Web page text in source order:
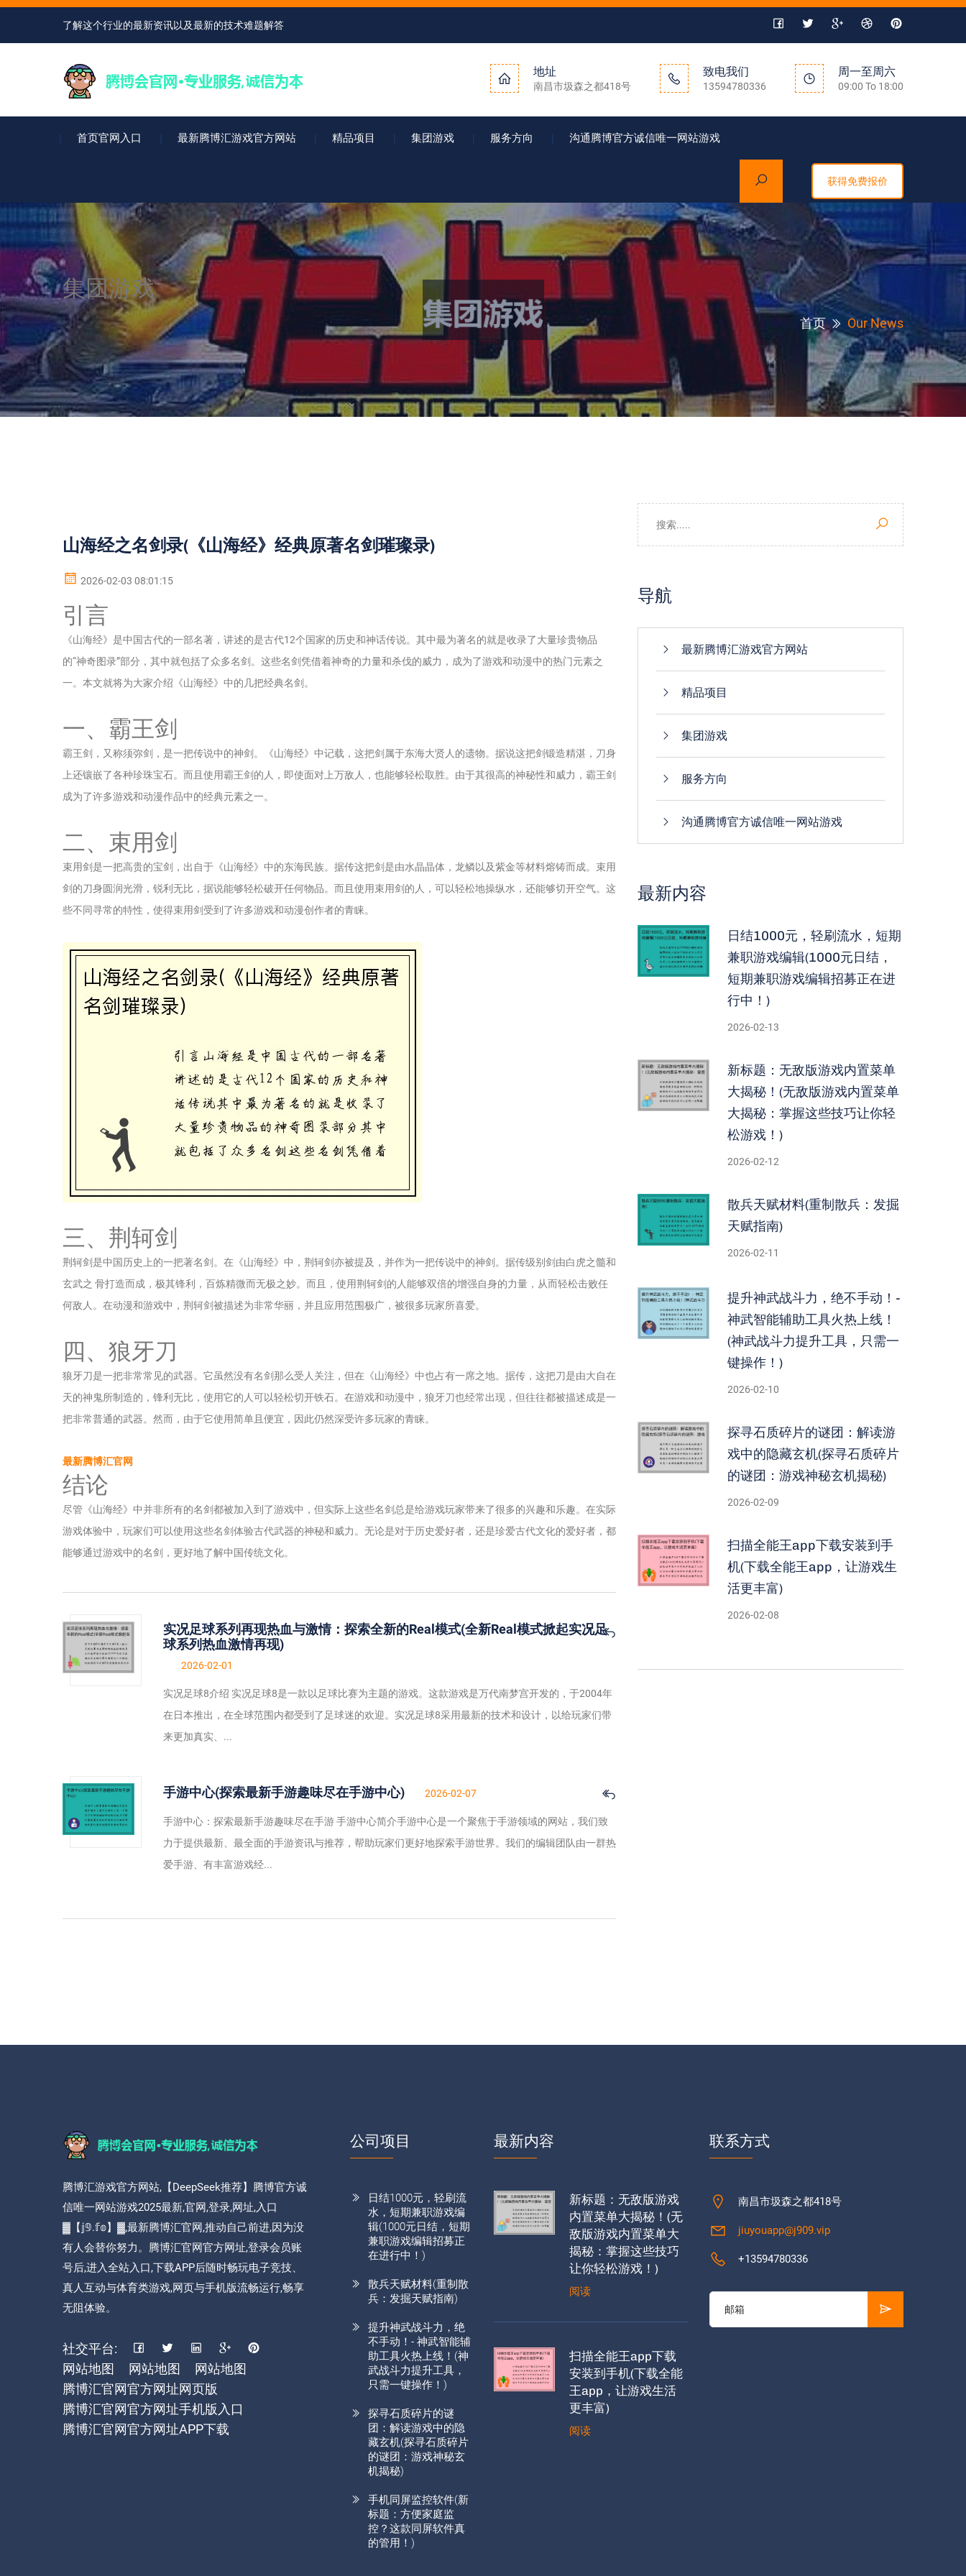
了解这个行业的最新资讯以及最新的技术难题解答
地址
南昌市圾森之都418号
致电我们
13594780336
周一至周六
09:00 To 18:00
首页官网入口 最新腾博汇游戏官方网站 精品项目 集团游戏 服务方向 沟通腾博官方诚信唯一网站游戏
获得免费报价
集团游戏
首页 Our News
山海经之名剑录(《山海经》经典原著名剑璀璨录)
2026-02-03 08:01:15
引言
《山海经》是中国古代的一部名著，讲述的是古代12个国家的历史和神话传说。其中最为著名的就是收录了大量珍贵物品
的“神奇图录”部分，其中就包括了众多名剑。这些名剑凭借着神奇的力量和杀伐的威力，成为了游戏和动漫中的热门元素之
一。本文就将为大家介绍《山海经》中的几把经典名剑。
一、霸王剑
霸王剑，又称须弥剑，是一把传说中的神剑。《山海经》中记载，这把剑属于东海大贤人的遗物。据说这把剑锻造精湛，刀身
上还镶嵌了各种珍珠宝石。而且使用霸王剑的人，即使面对上万敌人，也能够轻松取胜。由于其很高的神秘性和威力，霸王剑
成为了许多游戏和动漫作品中的经典元素之一。
二、束用剑
束用剑是一把高贵的宝剑，出自于《山海经》中的东海民族。据传这把剑是由水晶晶体，龙鳞以及紫金等材料熔铸而成。束用
剑的刀身圆润光滑，锐利无比，据说能够轻松破开任何物品。而且使用束用剑的人，可以轻松地操纵水，还能够切开空气。这
些不同寻常的特性，使得束用剑受到了许多游戏和动漫创作者的青睐。
三、荆轲剑
荆轲剑是中国历史上的一把著名剑。在《山海经》中，荆轲剑亦被提及，并作为一把传说中的神剑。据传级别剑由白虎之髓和
玄武之 骨打造而成，极其锋利，百炼精微而无极之妙。而且，使用荆轲剑的人能够双倍的增强自身的力量，从而轻松击败任
何敌人。在动漫和游戏中，荆轲剑被描述为非常华丽，并且应用范围极广，被很多玩家所喜爱。
四、狼牙刀
狼牙刀是一把非常常见的武器。它虽然没有名剑那么受人关注，但在《山海经》中也占有一席之地。据传，这把刀是由大自在
天的神鬼所制造的，锋利无比，使用它的人可以轻松切开铁石。在游戏和动漫中，狼牙刀也经常出现，但往往都被描述成是一
把非常普通的武器。然而，由于它使用简单且便宜，因此仍然深受许多玩家的青睐。
最新腾博汇官网
结论
尽管《山海经》中并非所有的名剑都被加入到了游戏中，但实际上这些名剑总是给游戏玩家带来了很多的兴趣和乐趣。在实际
游戏体验中，玩家们可以使用这些名剑体验古代武器的神秘和威力。无论是对于历史爱好者，还是珍爱古代文化的爱好者，都
能够通过游戏中的名剑，更好地了解中国传统文化。
实况足球系列再现热血与激情：探索全新的Real模式(全新Real模式掀起实况足
球系列热血激情再现)
2026-02-01
实况足球8介绍 实况足球8是一款以足球比赛为主题的游戏。这款游戏是万代南梦宫开发的，于2004年
在日本推出，在全球范围内都受到了足球迷的欢迎。实况足球8采用最新的技术和设计，以给玩家们带
来更加真实、...
手游中心(探索最新手游趣味尽在手游中心) 2026-02-07
手游中心：探索最新手游趣味尽在手游 手游中心简介手游中心是一个聚焦于手游领域的网站，我们致
力于提供最新、最全面的手游资讯与推荐，帮助玩家们更好地探索手游世界。我们的编辑团队由一群热
爱手游、有丰富游戏经...
导航
最新腾博汇游戏官方网站
精品项目
集团游戏
服务方向
沟通腾博官方诚信唯一网站游戏
最新内容
日结1000元，轻刷流水，短期
兼职游戏编辑(1000元日结，
短期兼职游戏编辑招募正在进
行中！)
2026-02-13
新标题：无敌版游戏内置菜单
大揭秘！(无敌版游戏内置菜单
大揭秘：掌握这些技巧让你轻
松游戏！)
2026-02-12
散兵天赋材料(重制散兵：发掘
天赋指南)
2026-02-11
提升神武战斗力，绝不手动！-
神武智能辅助工具火热上线！
(神武战斗力提升工具，只需一
键操作！)
2026-02-10
探寻石质碎片的谜团：解读游
戏中的隐藏玄机(探寻石质碎片
的谜团：游戏神秘玄机揭秘)
2026-02-09
扫描全能王app下载安装到手
机(下载全能王app，让游戏生
活更丰富)
2026-02-08
腾博汇游戏官方网站,【DeepSeek推荐】腾博官方诚
信唯一网站游戏2025最新,官网,登录,网址,入口
▓【𝕛𝟡.𝕗𝕠】▓,最新腾博汇官网,推动自己前进,因为没
有人会替你努力。腾博汇官网官方网址,登录会员账
号后,进入全站入口,下载APP后随时畅玩电子竞技、
真人互动与体育类游戏,网页与手机版流畅运行,畅享
无阻体验。
社交平台:
网站地图
网站地图
网站地图
腾博汇官网官方网址网页版
腾博汇官网官方网址手机版入口
腾博汇官网官方网址APP下载
公司项目
日结1000元，轻刷流
水，短期兼职游戏编
辑(1000元日结，短期
兼职游戏编辑招募正
在进行中！)
散兵天赋材料(重制散
兵：发掘天赋指南)
提升神武战斗力，绝
不手动！- 神武智能辅
助工具火热上线！(神
武战斗力提升工具，
只需一键操作！)
探寻石质碎片的谜
团：解读游戏中的隐
藏玄机(探寻石质碎片
的谜团：游戏神秘玄
机揭秘)
手机同屏监控软件(新
标题：方便家庭监
控？这款同屏软件真
的管用！)
最新内容
新标题：无敌版游戏
内置菜单大揭秘！(无
敌版游戏内置菜单大
揭秘：掌握这些技巧
让你轻松游戏！)
阅读
扫描全能王app下载
安装到手机(下载全能
王app，让游戏生活
更丰富)
阅读
联系方式
南昌市圾森之都418号
jiuyouapp@j909.vip
+13594780336